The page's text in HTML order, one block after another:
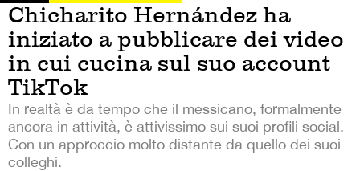
Chicharito Hernández ha
iniziato a pubblicare dei video
in cui cucina sul suo account
TikTok
In realtà è da tempo che il messicano, formalmente
ancora in attività, è attivissimo sui suoi profili social.
Con un approccio molto distante da quello dei suoi
colleghi.